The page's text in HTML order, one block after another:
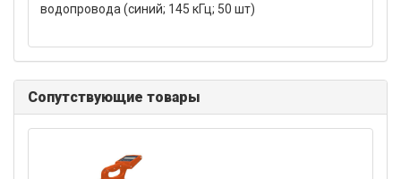
водопровода (синий; 145 кГц; 50 шт)
Сопутствующие товары